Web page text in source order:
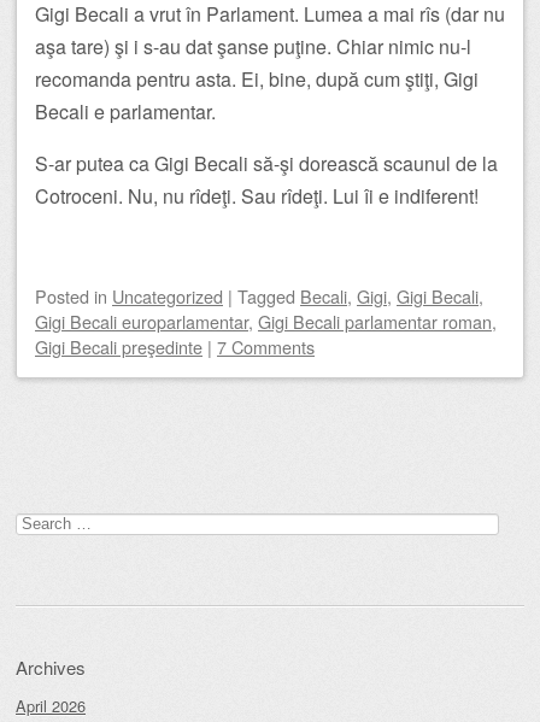
Gigi Becali a vrut în Parlament. Lumea a mai rîs (dar nu
aşa tare) şi i s-au dat şanse puţine. Chiar nimic nu-l
recomanda pentru asta. Ei, bine, după cum ştiţi, Gigi
Becali e parlamentar.
S-ar putea ca Gigi Becali să-şi dorească scaunul de la
Cotroceni. Nu, nu rîdeţi. Sau rîdeţi. Lui îi e indiferent!
Posted in Uncategorized | Tagged Becali, Gigi, Gigi Becali,
Gigi Becali europarlamentar, Gigi Becali parlamentar roman,
Gigi Becali preşedinte | 7 Comments
Search
for:
Archives
April 2026